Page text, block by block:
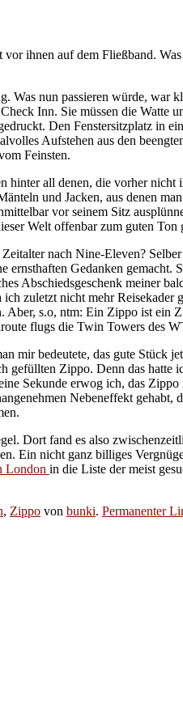
ihnen auf dem Fließband.
Was nun passieren würde, war
Inn. Sie müssen die Watte
Den Fenstersitzplatz in
Aufstehen aus den
Feinsten.
hinter all denen, die vorher nicht
und Jacken, aus denen
vor seinem Sitz
Welt offenbar zum guten Ton
nach Nine-Eleven?
Gedanken gemacht.
Abschiedsgeschenk meiner
zuletzt nicht mehr Reisekader
Aber, s.o, ntm: Ein Zippo ist ein
flugs die Twin Towers des
mir bedeutete, das gute Stück
gefüllten Zippo. Denn das hatte
Sekunde erwog ich, das
Nebeneffekt gehabt,
Dort fand es also
Ein nicht ganz billiges
London in die Liste der meist
, Zippo von bunki. Permanenter